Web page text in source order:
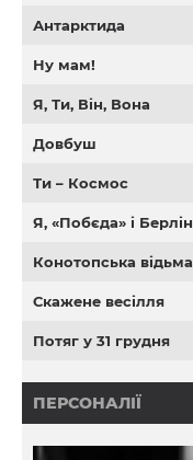
Антарктида
Ну мам!
Я, Ти, Він, Вона
Довбуш
Ти – Космос
Я, «Побєда» і Берлін
Конотопська відьма
Скажене весілля
Потяг у 31 грудня
ПЕРСОНАЛІЇ